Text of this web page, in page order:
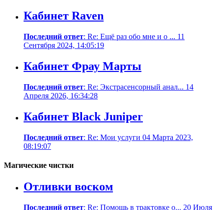
Кабинет Raven
Последний ответ: Re: Ещё раз обо мне и о ... 11
Сентября 2024, 14:05:19
Кабинет Фрау Марты
Последний ответ: Re: Экстрасенсорный анал... 14
Апреля 2026, 16:34:28
Кабинет Black Juniper
Последний ответ: Re: Мои услуги 04 Марта 2023,
08:19:07
Магические чистки
Отливки воском
Последний ответ: Re: Помощь в трактовке о... 20 Июля